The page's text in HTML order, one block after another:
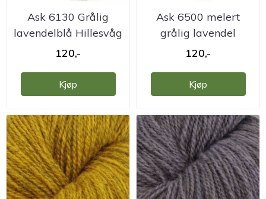
Ask 6130 Grålig
lavendelblå Hillesvåg
...
120,-
Kjøp
Ask 6500 melert
grålig lavendel
Hillesvåg ...
120,-
Kjøp